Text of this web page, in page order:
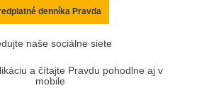
denníka Pravda
naše sociálne siete
a čítajte Pravdu pohodlne aj v
mobile